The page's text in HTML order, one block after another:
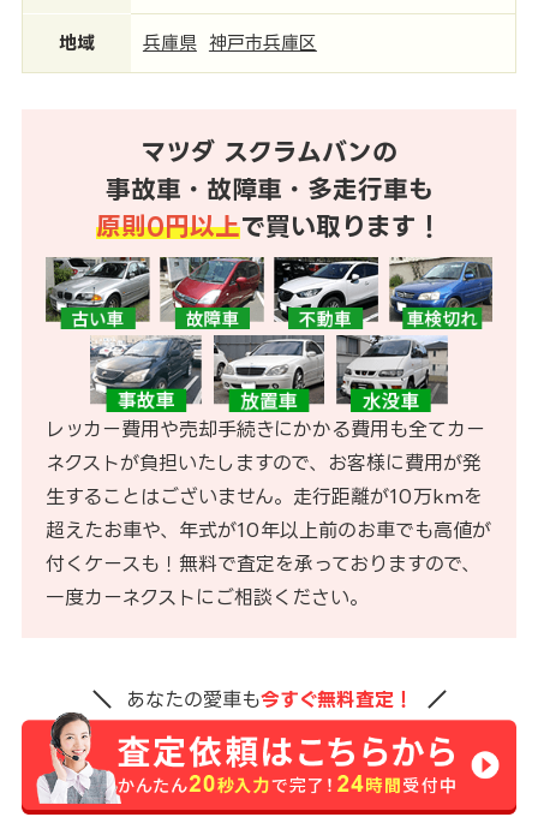
地域 兵庫県 神戸市兵庫区
マツダ スクラムバンの
事故車・故障車・多走行車も
原則0円以上で買い取ります！
レッカー費用や売却手続きにかかる費用も全てカー
ネクストが負担いたしますので、お客様に費用が発
生することはございません。走行距離が10万kmを
超えたお車や、年式が10年以上前のお車でも高値が
付くケースも！無料で査定を承っておりますので、
一度カーネクストにご相談ください。
あなたの愛車も今すぐ無料査定！